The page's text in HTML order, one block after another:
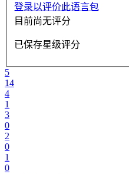
登录以评价此语言包
目前尚无评分
已保存星级评分
5
14
4
1
3
0
2
0
1
0